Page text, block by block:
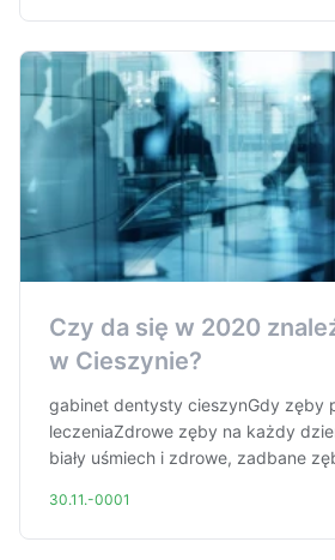
Czy da się w 2020
w Cieszynie?
gabinet dentysty cieszynGdy zęby
leczeniaZdrowe zęby na każdy
biały uśmiech i zdrowe, zadbane
30.11.-0001